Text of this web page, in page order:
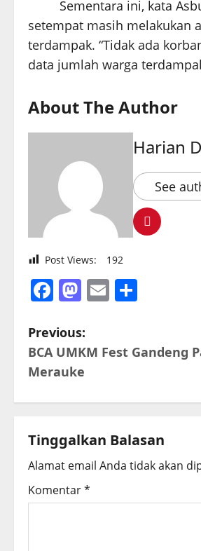
Sementara ini, kata
setempat masih melakukan
terdampak. “Tidak ada
data jumlah warga
About The Author
Harian
See
Post Views: 192
Facebook
Mastodon
Email
P
o
s
n
a
v
Previous:
BCA UMKM Fest Gandeng
Merauke
Tinggalkan Balasan
Alamat email Anda tidak akan
Komentar*